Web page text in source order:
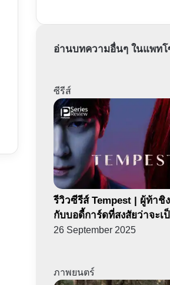
อ่านบทความอื่นๆ ในแพท
ซีรีส์
รีวิวซีรีส์ Tempest | ผู้ท้าชิ
กับบอดี้การ์ดที่สงสัยว่าจะเ
26 September 2025
ภาพยนตร์